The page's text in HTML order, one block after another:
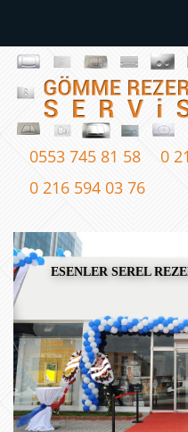
0553 745 81 58
0
0 216 594 03 76
ESENLER SEREL